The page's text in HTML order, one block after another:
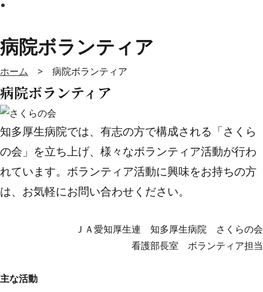
病院ボランティア
ホーム > 病院ボランティア
病院ボランティア
知多厚生病院では、有志の方で構成される「さくら
の会」を立ち上げ、様々なボランティア活動が行わ
れています。ボランティア活動に興味をお持ちの方
は、お気軽にお問い合わせください。
ＪＡ愛知厚生連 知多厚生病院 さくらの会
看護部長室 ボランティア担当
主な活動